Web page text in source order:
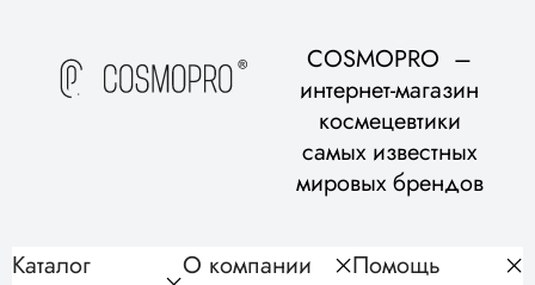
консультации.
COSMOPRO –
интернет-магазин
космецевтики
самых известных
мировых брендов
Каталог
О компании Помощь